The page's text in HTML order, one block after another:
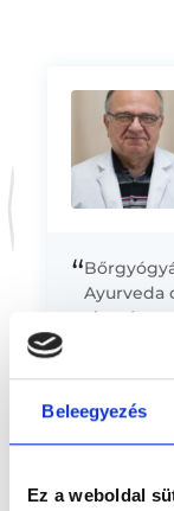
Beleegyezés
Ez a weboldal
“Ayurveda
vizsgás
mellett a
Előző* Szakorvos jelölt
orvos, aki
felelősséggel